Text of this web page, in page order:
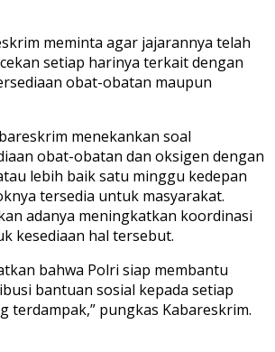
meminta agar jajarannya telah
setiap harinya terkait dengan
obat-obatan maupun
menekankan soal
obat-obatan dan oksigen dengan
lebih baik satu minggu kedepan
tersedia untuk masyarakat.
adanya meningkatkan koordinasi
kesediaan hal tersebut.
bahwa Polri siap membantu
bantuan sosial kepada setiap
terdampak,” pungkas Kabareskrim.